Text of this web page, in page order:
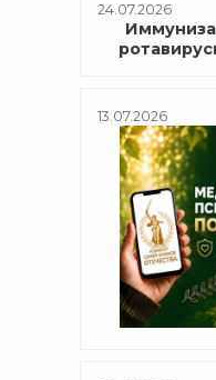
24.07.2026
13.07.2026